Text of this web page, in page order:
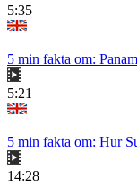
5:35
5 min fakta om:
5:21
5 min fakta om: Hur
14:28